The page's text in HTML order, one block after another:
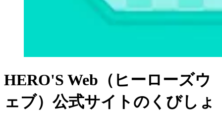
HERO'S Web（ヒーローズウ
ェブ）公式サイト の くびしょ